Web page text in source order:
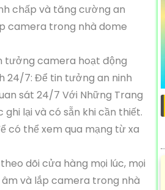
chấp và tăng cường an
camera trong nhà dome
tưởng camera hoạt động
24/7: Để tin tưởng an ninh
sát 24/7 Với Những Trang
lại và có sẵn khi cần thiết.
có thể xem qua mạng từ xa
dõi cửa hàng mọi lúc, mọi
và lắp camera trong nhà